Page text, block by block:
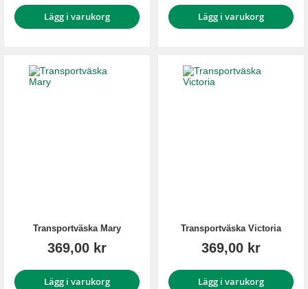
Lägg i varukorg Lägg i varukorg
Transportväska Mary
369,00 kr
Lägg i varukorg
Transportväska Victoria
369,00 kr
Lägg i varukorg